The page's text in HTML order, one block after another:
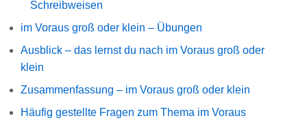
Schreibweisen
im Voraus groß oder klein – Übungen
Ausblick – das lernst du nach im Voraus groß oder
klein
Zusammenfassung – im Voraus groß oder klein
Häufig gestellte Fragen zum Thema im Voraus